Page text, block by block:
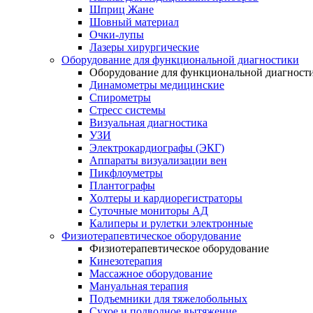
Шприц Жане
Шовный материал
Очки-лупы
Лазеры хирургические
Оборудование для функциональной диагностики
Оборудование для функциональной
Динамометры медицинские
Спирометры
Стресс системы
Визуальная диагностика
УЗИ
Электрокардиографы (ЭКГ)
Аппараты визуализации вен
Пикфлоуметры
Плантографы
Холтеры и кардиорегистраторы
Суточные мониторы АД
Калиперы и рулетки электронные
Физиотерапевтическое оборудование
Физиотерапевтическое оборудование
Кинезотерапия
Массажное оборудование
Мануальная терапия
Подъемники для тяжелобольных